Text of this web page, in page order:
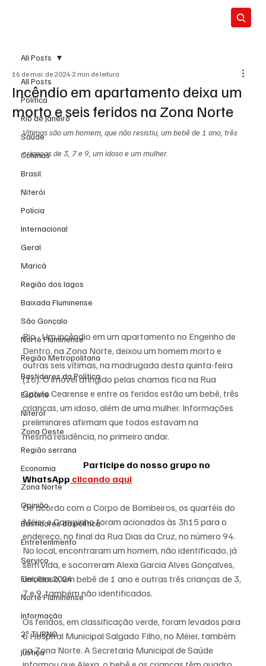
All Posts
Política
Rio de Janeiro
Saúde
Colunas
Brasil
Niterói
Polícia
Internacional
Geral
Maricá
Região dos lagos
Baixada Fluminense
São Gonçalo
Norte Fluminense
Região Metropolitana
Bastidores da Política
Esporte
Niterói
Zona Oeste
Região serrana
Economia
Zona Norte
Opinião
Bastidores da política
Entretenimento
Serviço
Eleições 2024
Norte Fluminense
Informação
2º TURNO
Justiça
All Posts
Incêndio em apartamento deixa um
morto e seis feridos na Zona Norte
16 de mai. de 2024 2 min de leitura
Vítimas são um homem, que não resistiu, um bebê de 1 ano, três
crianças de 3, 7 e 9, um idoso e um mulher.
Rio - Um incêndio em um apartamento no Engenho de
Dentro, na Zona Norte, deixou um homem morto e
outras seis vítimas, na madrugada desta quinta-feira
(16). O imóvel atingido pelas chamas fica na Rua
Catulo Cearense e entre os feridos estão um bebê, três
crianças, um idoso, além de uma mulher. Informações
preliminares afirmam que todos estavam na
mesma residência, no primeiro andar.
                                  Participe do nosso grupo no
WhatsApp clicando aqui
De acordo com o Corpo de Bombeiros, os quartéis do
Méier e Campinho foram acionados às 3h15 para o
endereço, no final da Rua Dias da Cruz, no número 94.
No local, encontraram um homem, não identificado, já
sem vida, e socorreram Alexa Garcia Alves Gonçalves,
um idoso, um bebê de 1 ano e outras três crianças de 3,
7 e 9, também não identificados.
Os feridos, em classificação verde, foram levados para
o Hospital Municipal Salgado Filho, no Méier, também
na Zona Norte. A Secretaria Municipal de Saúde